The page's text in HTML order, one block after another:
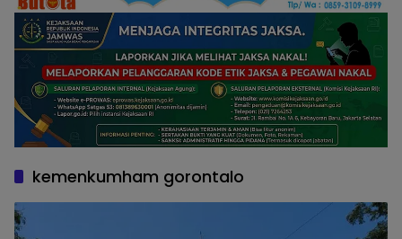
kemenkumham gorontalo